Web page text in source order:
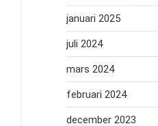
januari 2025
juli 2024
mars 2024
februari 2024
december 2023